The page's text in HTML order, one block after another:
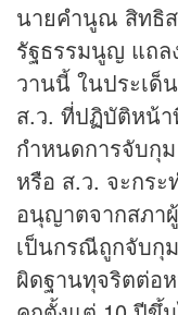
นายคำนูณ สิทธิ
รัฐธรรมนูญ แถล
วานนี้ ในประเด็
ส.ว. ที่ปฏิบัติหน้
กำหนดการจับกุ
หรือ ส.ว. จะกร
อนุญาตจากสภา
เป็นกรณีถูกจับกุ
ผิดฐานทุจริตต่อ